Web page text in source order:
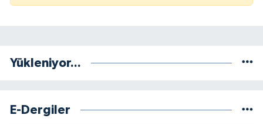
Yükleniyor...
E-Dergiler